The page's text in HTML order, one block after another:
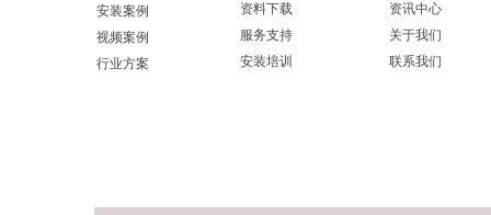
安装案例
视频案例
行业方案
资料下载
服务支持
安装培训
资讯中心
关于我们
联系我们